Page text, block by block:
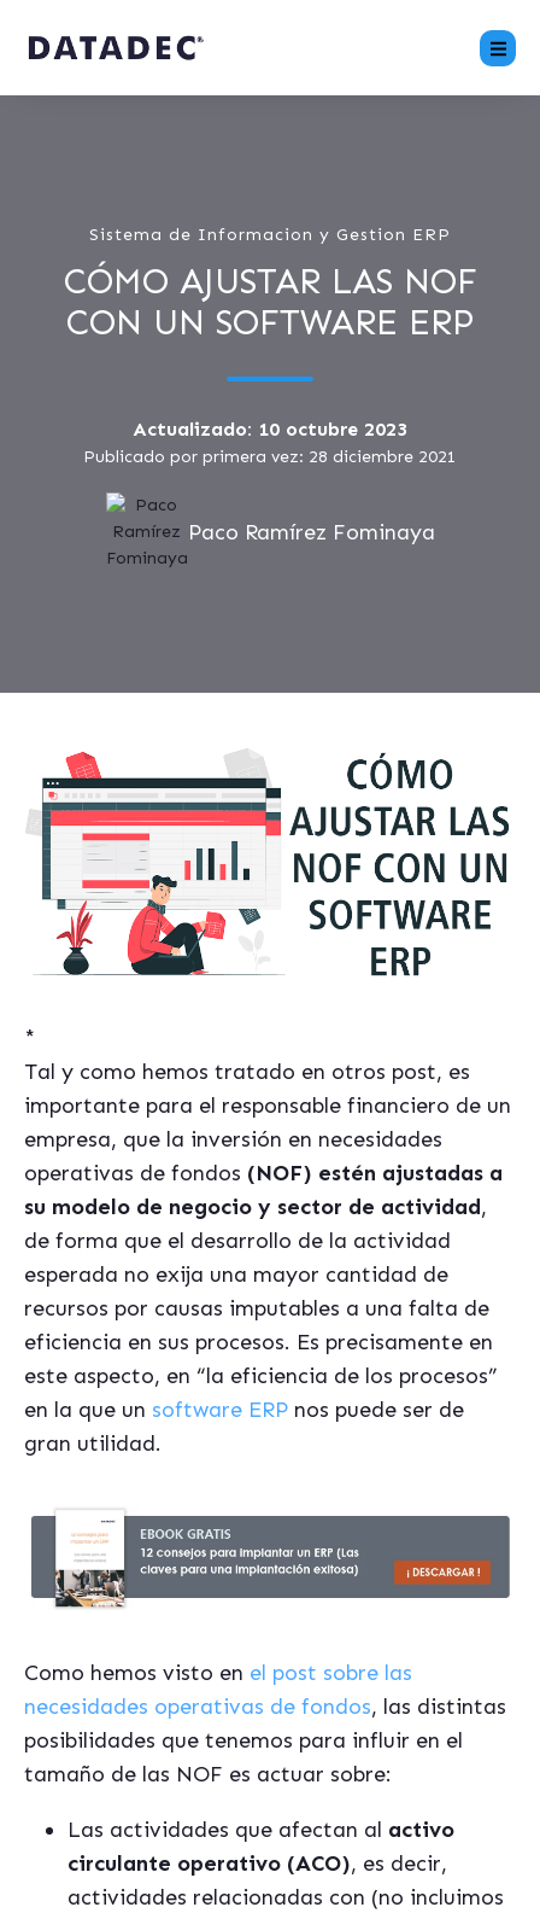
Sistema de Informacion y Gestion ERP
CÓMO AJUSTAR LAS NOF
CON UN SOFTWARE ERP
Actualizado: 10 octubre 2023
Publicado por primera vez: 28 diciembre 2021
Paco Ramírez Fominaya
*
Tal y como hemos tratado en otros post, es
importante para el responsable financiero de un
empresa, que la inversión en necesidades
operativas de fondos (NOF) estén ajustadas a
su modelo de negocio y sector de actividad,
de forma que el desarrollo de la actividad
esperada no exija una mayor cantidad de
recursos por causas imputables a una falta de
eficiencia en sus procesos. Es precisamente en
este aspecto, en “la eficiencia de los procesos”
en la que un software ERP nos puede ser de
gran utilidad.
Como hemos visto en el post sobre las
necesidades operativas de fondos, las distintas
posibilidades que tenemos para influir en el
tamaño de las NOF es actuar sobre:
Las actividades que afectan al activo
circulante operativo (ACO), es decir,
actividades relacionadas con (no incluimos